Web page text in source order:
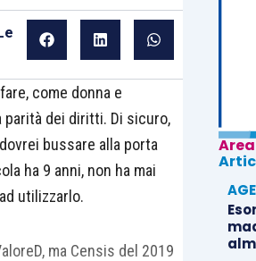
come donna e
dei diritti. Di sicuro,
bussare alla porta
ha 9 anni, non ha mai
utilizzarlo.
ma Censis del 2019